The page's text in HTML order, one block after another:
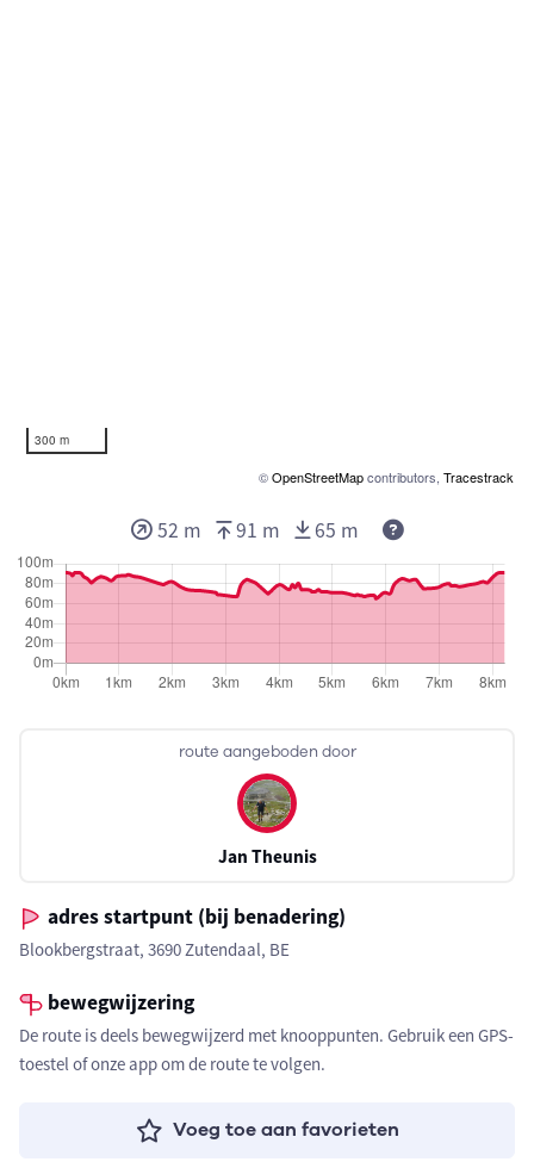
300 m
©OpenStreetMapcontributors, Tracestrack
route aangeboden door
Jan Theunis
adres startpunt (bij benadering)
Blookbergstraat, 3690 Zutendaal, BE
bewegwijzering
De route is deels bewegwijzerd met knooppunten. Gebruik een GPS-
toestel of onze app om de route te volgen.
Voeg toe aan favorieten
52 m 91 m 65 m